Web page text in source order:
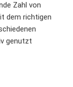
Zahl von
dem richtigen
genutzt